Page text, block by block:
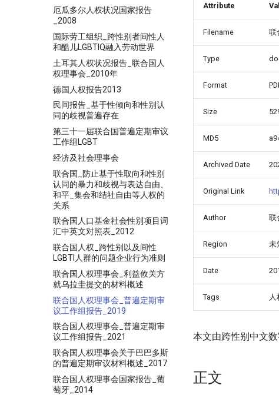
厄瓜多尔人权状况国家报告
_2008
国际劳工组织_跨性别者间性人
和酷儿LGBTIQ融入劳动世界
土耳其人权状况报告_联合国人
权理事会_2010年
德国人权报告2013
民间报告_基于性倾向和性别认
同的歧视普遍存在
第三十一届联合国普遍定期审议
工作组LGBT
经济及社会理事会
联合国_防止基于性取向和性别
认同的暴力和歧视与表达自由、
和平_集会和结社自由等人权的
关系
联合国人口基金社会性别项目词
汇中英文对照表_2012
联合国人权_跨性别以及间性
LGBTI人群的问题企业行为准则
联合国人权理事会_利益攸关方
就乌拉圭提交的材料概述
联合国人权理事会_普遍定期审
议工作组报告_2019
联合国人权理事会_普遍定期审
议工作组报告_2021
联合国人权理事会关于巴巴多斯
的普遍定期审议材料概述_2017
联合国人权理事会国家报告_葡
萄牙_2014
Attribute
Filename 联
Type
Format
Size
MD5
Archived Date
Original Link
Author 联
Region 未
Date
Tags 人
本文由跨性别中文
正文